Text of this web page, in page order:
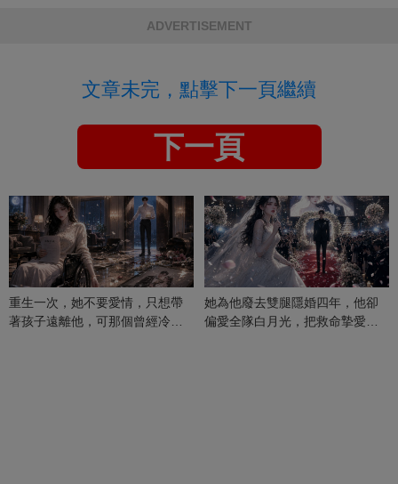
ADVERTISEMENT
文章未完，點擊下一頁繼續
下一頁
重生一次，她不要愛情，只想帶
著孩子遠離他，可那個曾經冷漠
她為他廢去雙腿隱婚四年，他卻
偏愛全隊白月光，把救命摯愛當